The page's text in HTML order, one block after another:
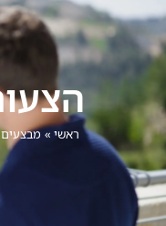
ראשי »מבצעים